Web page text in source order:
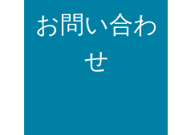
お問い合わ
せ